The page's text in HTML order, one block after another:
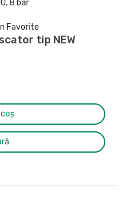
Favorite
tip NEW